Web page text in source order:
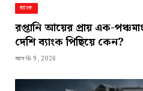
ব্যাংক
রপ্তানি আয়ের প্রায় এক-
দেশি ব্যাংক পিছিয়ে কেন?
আগস্ট 9, 2026